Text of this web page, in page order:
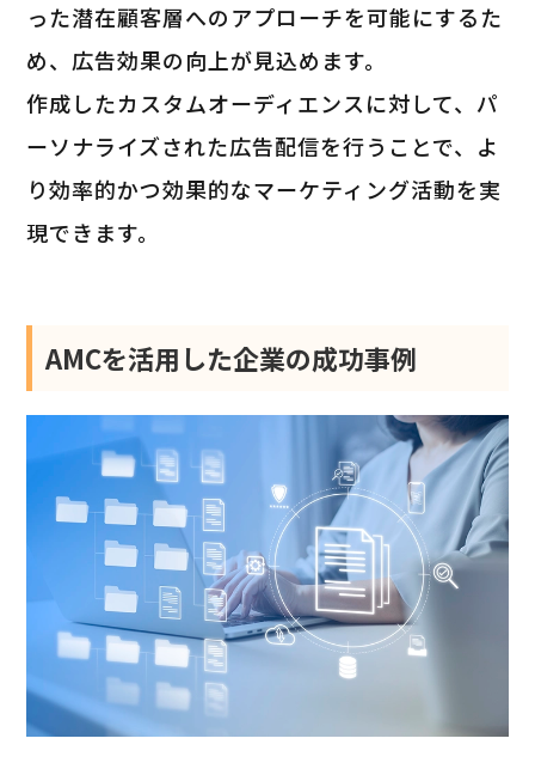
った潜在顧客層へのアプローチを可能にするた
め、広告効果の向上が見込めます。
作成したカスタムオーディエンスに対して、パ
ーソナライズされた広告配信を行うことで、よ
り効率的かつ効果的なマーケティング活動を実
現できます。
AMCを活用した企業の成功事例